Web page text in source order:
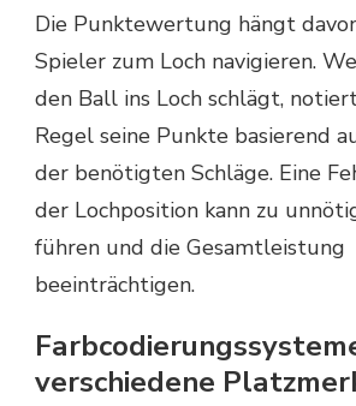
Die Punktewertung hängt
Spieler zum Loch navigieren.
den Ball ins Loch schlägt,
Regel seine Punkte basierend
der benötigten Schläge. Eine
der Lochposition kann zu
führen und die Gesamtleistung
beeinträchtigen.
verschiedene